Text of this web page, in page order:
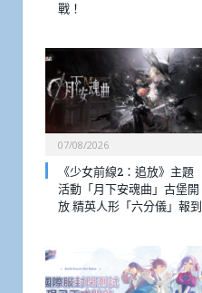
戰！
07/08/2026
《少女前線2：追放》主題
活動「月下安魂曲」古堡開
放 精英人形「六分儀」報到